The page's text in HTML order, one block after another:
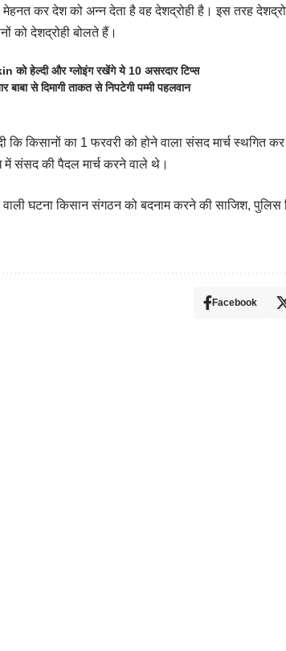
कर देश को अन्न देता है वह देशद्रोही है। इस तरह
को देशद्रोही बोलते हैं।
को हेल्दी और ग्लोइंग रखेंगे ये 10 असरदार टिप्स
से दिमागी ताकत से निपटेगी पम्मी पहलवान
कि किसानों का 1 फरवरी को होने वाला संसद मार्च स्थगित
में संसद की पैदल मार्च करने वाले थे।
घटना किसान संगठन को बदनाम करने की साजिश, पुलिस
Facebook